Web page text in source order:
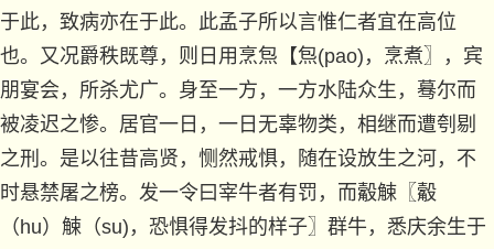
于此，致病亦在于此。此孟子所以言惟仁者宜在高位
也。又况爵秩既尊，则日用烹炰【炰(pao)，烹煮〗，宾
朋宴会，所杀尤广。身至一方，一方水陆众生，蓦尔而
被凌迟之惨。居官一日，一日无辜物类，相继而遭刳剔
之刑。是以往昔高贤，恻然戒惧，随在设放生之河，不
时悬禁屠之榜。发一令曰宰牛者有罚，而觳觫〖觳
（hu）觫（su)，恐惧得发抖的样子〗群牛，悉庆余生于